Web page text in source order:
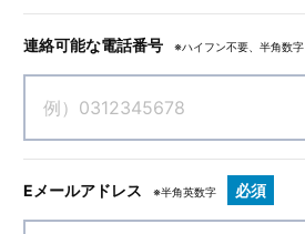
連絡可能な電話番号 ※ハイフン不要、半角数字
Eメールアドレス ※半角英数字 必須